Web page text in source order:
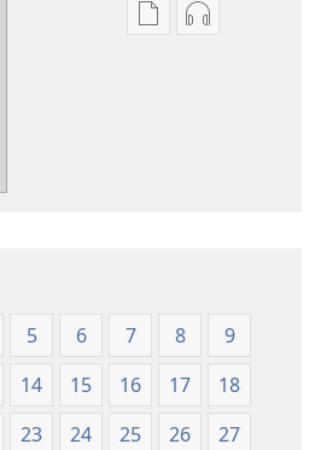
Варианты
года)
Варианты
года)
5 6 7 8
9
14 15 16 17
18
23 24 25 26
27